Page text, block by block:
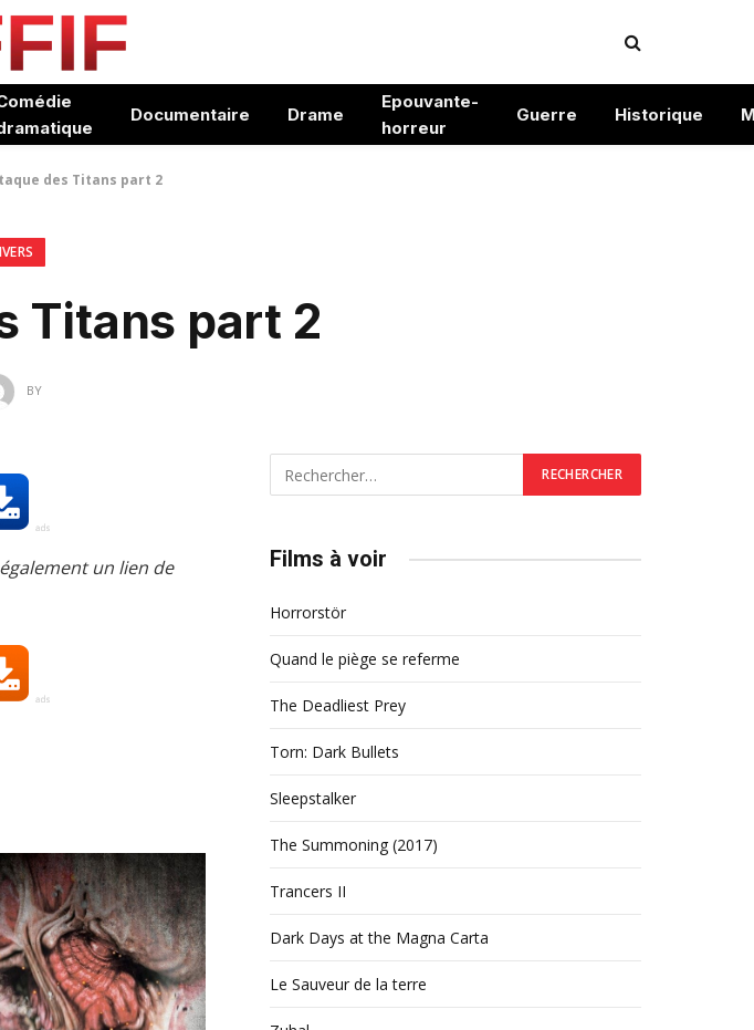
Documentaire Drame
Epouvante-
horreur
Guerre Historique
des Titans part 2
Titans part 2
BY
un lien de
Films à voir
Horrorstör
Quand le piège se referme
The Deadliest Prey
Torn: Dark Bullets
Sleepstalker
The Summoning (2017)
Trancers II
Dark Days at the Magna Carta
Le Sauveur de la terre